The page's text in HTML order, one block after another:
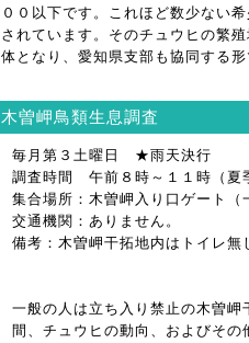
００以下です。これほど数少ない
されています。そのチュウヒの繁
体となり、愛知県支部も協同する
木曽岬鳥類生息調査
毎月第３土曜日 ★雨天決行
調査時間 午前８時～１１時（夏
集合場所：木曽岬入り口ゲート（
交通機関：ありません。
備考：木曽岬干拓地内はトイレ無
一般の人は立ち入り禁止の木曽
間、チュウヒの動向、およびそ